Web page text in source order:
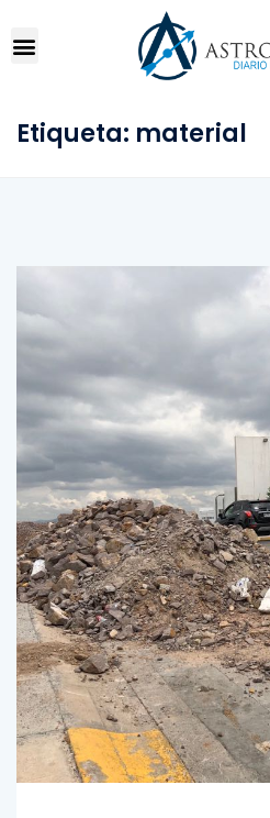
Etiqueta: material